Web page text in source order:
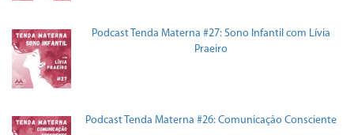
Podcast Tenda Materna #27: Sono Infantil com Lívia
Praeiro
Podcast Tenda Materna #26: Comunicação Consciente